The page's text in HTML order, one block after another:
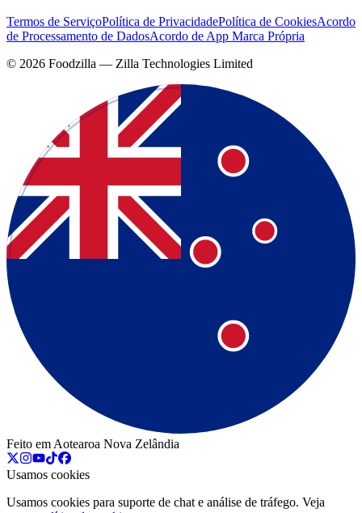
Termos de ServiçoPolítica de PrivacidadePolítica de CookiesAcordo
de Processamento de DadosAcordo de App Marca Própria
© 2026 Foodzilla — Zilla Technologies Limited
Feito em Aotearoa Nova Zelândia
Usamos cookies
Usamos cookies para suporte de chat e análise de tráfego. Veja